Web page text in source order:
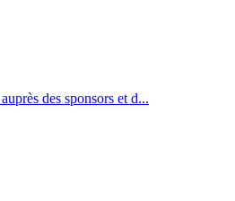
des sponsors et d...